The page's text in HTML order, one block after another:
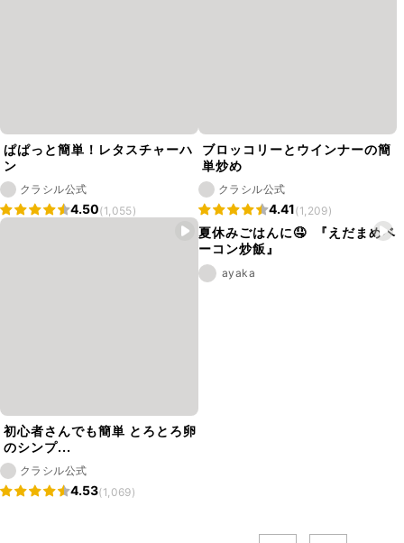
ぱぱっと簡単！レタスチャーハ
ン
クラシル公式
4.50(1,055)
ブロッコリーとウインナーの簡
単炒め
クラシル公式
4.41(1,209)
初心者さんでも簡単 とろとろ卵
のシンプ...
クラシル公式
4.53(1,069)
夏休みごはんに🤤 『えだまめベ
ーコン炒飯』
ayaka